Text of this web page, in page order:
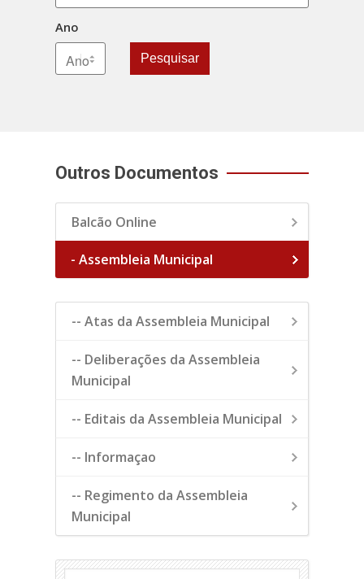
Ano
Pesquisar
Outros Documentos
Balcão Online
- Assembleia Municipal
-- Atas da Assembleia Municipal
-- Deliberações da Assembleia
Municipal
-- Editais da Assembleia Municipal
-- Informaçao
-- Regimento da Assembleia
Municipal